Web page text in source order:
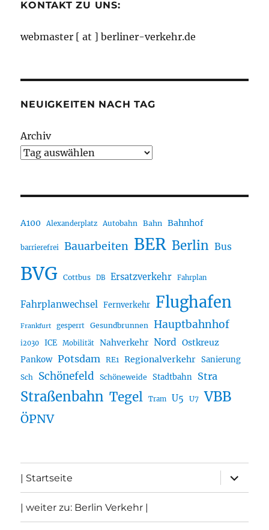
KONTAKT ZU UNS:
webmaster [ at ] berliner-verkehr.de
NEUIGKEITEN NACH TAG
Archiv
A100 Alexanderplatz Autobahn Bahn Bahnhof
barrierefrei Bauarbeiten BER Berlin Bus
BVG Cottbus DB Ersatzverkehr Fahrplan
Fahrplanwechsel Fernverkehr Flughafen
Frankfurt gesperrt Gesundbrunnen Hauptbahnhof
i2030 ICE Mobilität Nahverkehr Nord Ostkreuz
Pankow Potsdam RE1 Regionalverkehr Sanierung
Sch Schönefeld Schöneweide Stadtbahn Stra
Straßenbahn Tegel Tram U5 U7 VBB
ÖPNV
| Startseite
öffnen
| weiter zu: Berlin Verkehr |